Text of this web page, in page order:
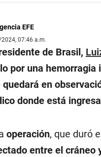
EFE
07:46 a.m.
de Brasil,
por una
quedará en
donde está
operación, que duró
entre el cráneo